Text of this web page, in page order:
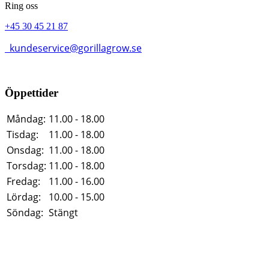
Ring oss
+45 30 45 21 87
kundeservice@gorillagrow.se
Öppettider
Måndag: 11.00 - 18.00
Tisdag:
11.00 - 18.00
Onsdag: 11.00 - 18.00
Torsdag: 11.00 - 18.00
Fredag:
11.00 - 16.00
Lördag:
10.00 - 15.00
Söndag: Stängt